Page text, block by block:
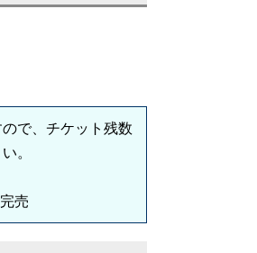
で、チケット残数
。
売